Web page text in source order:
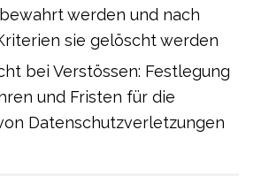
werden und nach
sie gelöscht werden
bei Verstössen: Festlegung
und Fristen für die
Datenschutzverletzungen